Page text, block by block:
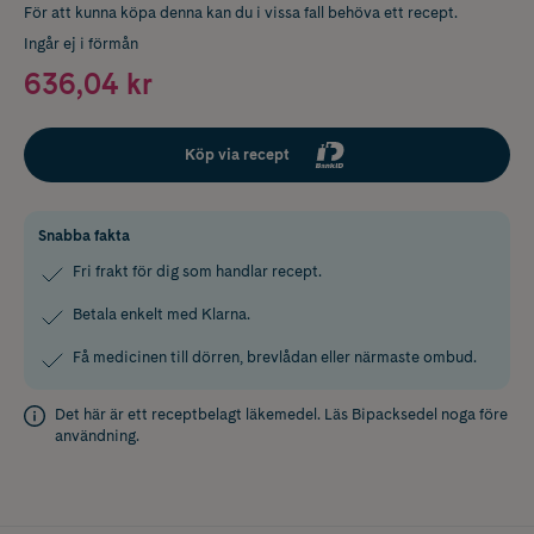
För att kunna köpa denna kan du i vissa fall behöva ett recept.
Ingår ej i förmån
636,04 kr
Köp via recept
Snabba fakta
Fri frakt för dig som handlar recept.
Betala enkelt med Klarna.
Få medicinen till dörren, brevlådan eller närmaste ombud.
Det här är ett receptbelagt läkemedel. Läs Bipacksedel noga före
användning.